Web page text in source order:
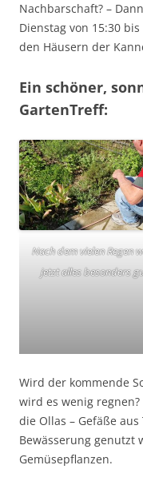
Nachbarschaft? –
Dienstag von 15:30
den Häusern der
Ein schöner,
GartenTreff:
Nach dem vielen Regen
jetzt alles besonders
Wird der kommende
wird es wenig
die Ollas – Gefäße
Bewässerung genutzt
Gemüsepflanzen.